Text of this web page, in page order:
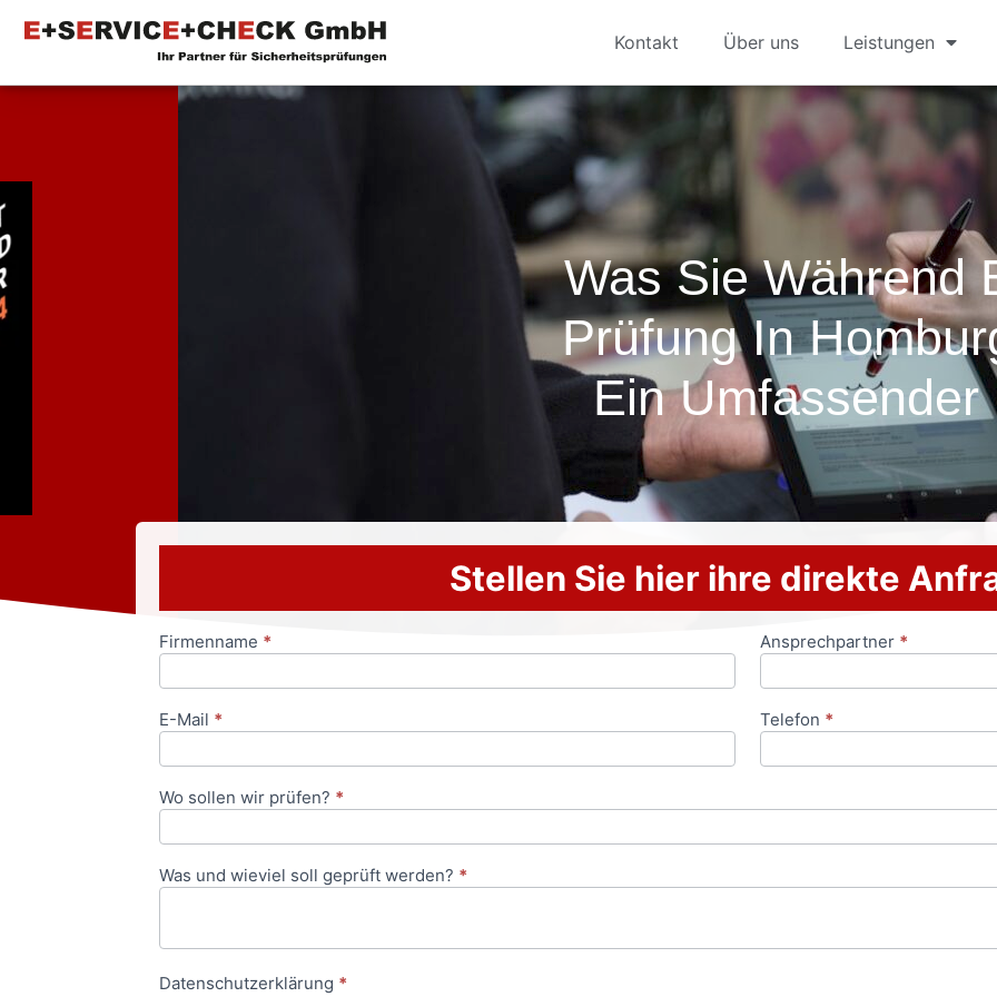
Kontakt Über uns Leistungen
Was Sie Während
Prüfung In
Ein Umfassender
Stellen Sie hier ihre direkte
Anfrageformular
Firmenname * Ansprechpartner *
E-Mail * Telefon *
Wo sollen wir prüfen? *
Was und wieviel soll geprüft werden? *
Datenschutzerklärung *